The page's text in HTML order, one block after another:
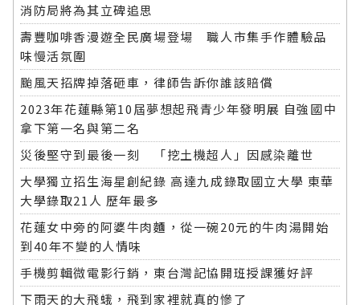
消防局將為其立碑追思
壽豐咖啡香漫遊全民廣場登場 職人市集手作體驗品
味慢活氛圍
颱風天招牌掉落砸車，律師告訴你誰該賠償
2023年花蓮縣第10屆夢想起飛青少年發明展 自強國中
拿下第一名與第二名
災後堅守到最後一刻 「挖土機超人」因感染離世
大學獨立招生海星創紀錄 高達九成錄取國立大學 東華
大學錄取21人 歷年最多
花蓮女中旁的阿婆牛肉麵，從一碗20元的牛肉湯開始
到40年不變的人情味
手機剪輯微電影行銷，東台灣記協開班授課獲好評
下雨天的大飛蛾，飛到家裡就真的慘了